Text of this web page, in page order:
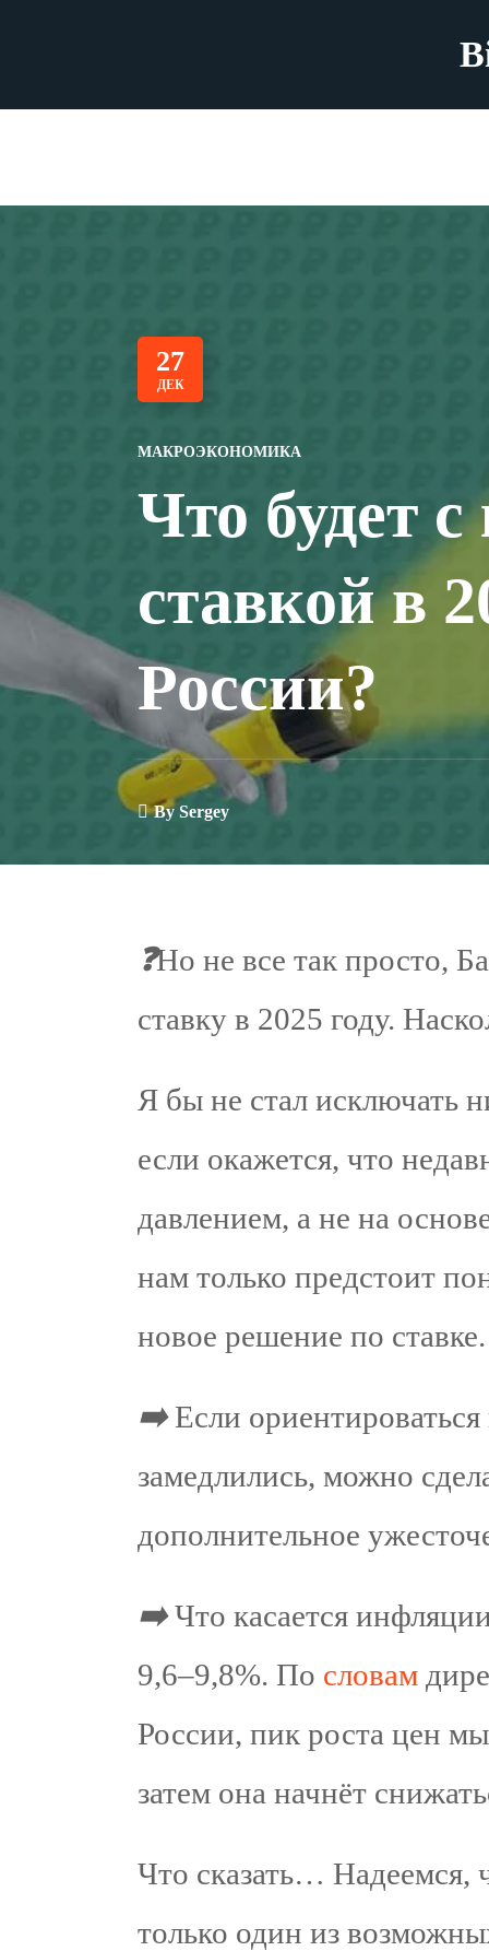
27
ДЕК
МАКРОЭКОНОМИКА
Что будет
ставкой в
России?
BySergey
❓Но не все так просто,
ставку в 2025 году.
Я бы не стал исключать
если окажется, что
давлением, а не на
нам только предстоит
новое решение по ставке.
➡️Если
замедлились, можно
дополнительное
➡️Что касается
9,6–9,8%. По словам
России, пик роста цен
затем она начнёт
Что сказать… Надеемся,
только один из